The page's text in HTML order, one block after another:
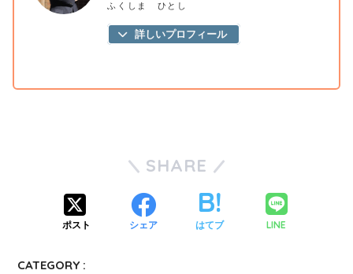
ふくしま ひとし
詳しいプロフィール
SHARE
ポスト シェア はてブ LINE
CATEGORY :